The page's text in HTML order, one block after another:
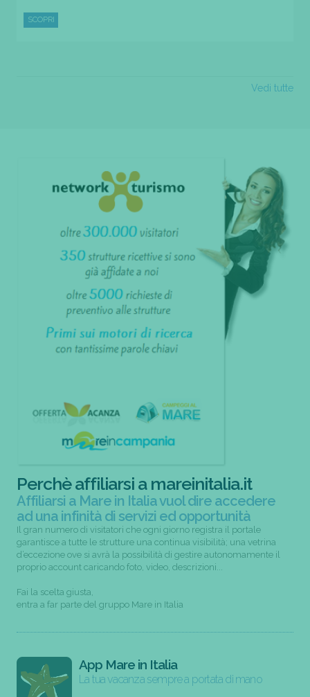
SCOPRI
Vedi tutte
Perchè affiliarsi a mareinitalia.it
Affiliarsi a Mare in Italia vuol dire accedere
ad una infinità di servizi ed opportunità
Il gran numero di visitatori che ogni giorno registra il portale
garantisce a tutte le strutture una continua visibilità; una vetrina
d’eccezione ove si avrà la possibilità di gestire autonomamente il
proprio account caricando foto, video, descrizioni...
Fai la scelta giusta,
entra a far parte del gruppo Mare in Italia
App Mare in Italia
La tua vacanza sempre a portata di mano